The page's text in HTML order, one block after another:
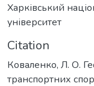
Харківський
університет
Citation
Коваленко, Л. О.
транспортних